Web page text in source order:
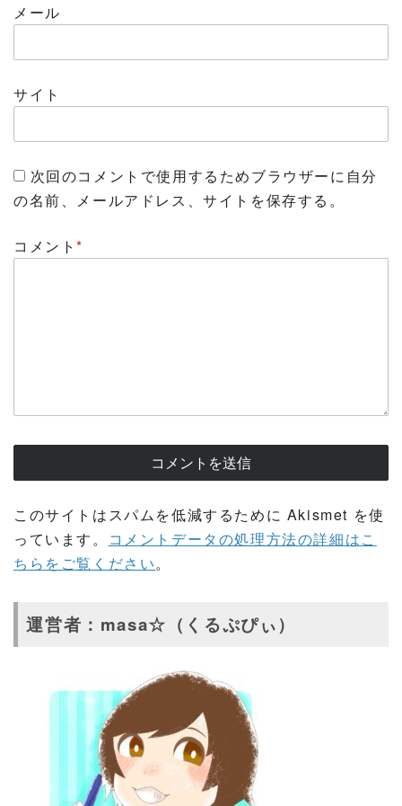
メール
サイト
次回のコメントで使用するためブラウザーに自分
の名前、メールアドレス、サイトを保存する。
コメント*
このサイトはスパムを低減するために Akismet を使
っています。
コメントデータの処理方法の詳細はこ
ちらをご覧ください。
運営者：masa☆（くるぷぴぃ）